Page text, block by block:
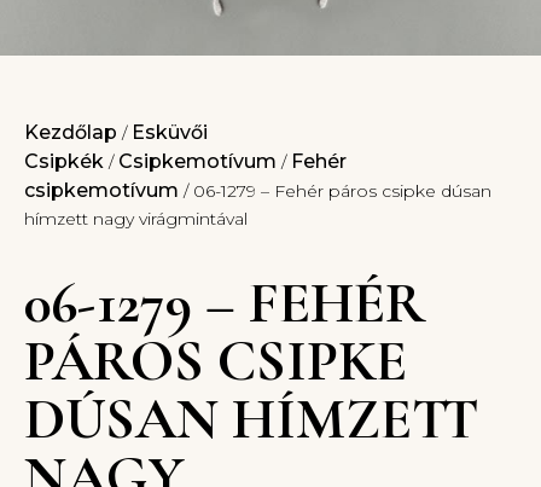
Kezdőlap / Esküvői
Csipkék / Csipkemotívum / Fehér
csipkemotívum / 06-1279 – Fehér páros csipke dúsan
hímzett nagy virágmintával
06-1279 – FEHÉR
PÁROS CSIPKE
DÚSAN HÍMZETT